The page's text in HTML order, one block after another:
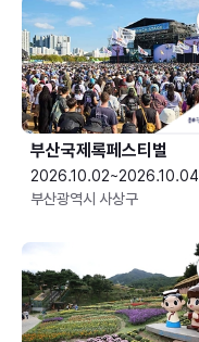
부산국제록페스티벌
2026.10.02~2026.10.04
부산광역시 사상구